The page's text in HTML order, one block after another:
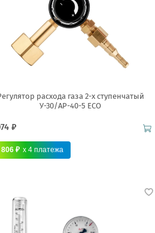
расхода газа 2-х ступенчатый
У-30/АР-40-5 ECO
₽
806 ₽ x 4 платежа